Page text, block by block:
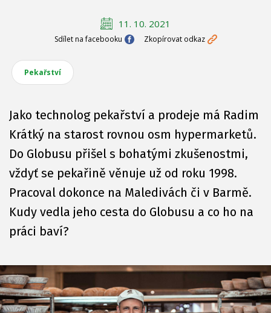
11. 10. 2021
Sdílet na facebooku Zkopírovat odkaz
Pekařství
Jako technolog pekařství a prodeje má Radim
Krátký na starost rovnou osm hypermarketů.
Do Globusu přišel s bohatými zkušenostmi,
vždyť se pekařině věnuje už od roku 1998.
Pracoval dokonce na Maledivách či v Barmě.
Kudy vedla jeho cesta do Globusu a co ho na
práci baví?